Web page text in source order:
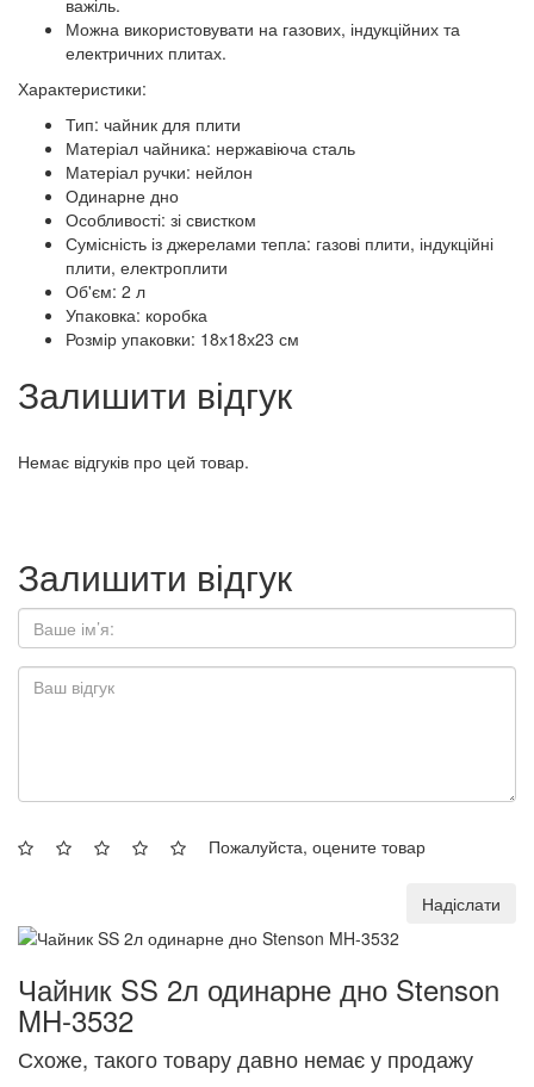
важіль.
Можна використовувати на газових, індукційних та
електричних плитах.
Характеристики:
Тип: чайник для плити
Матеріал чайника: нержавіюча сталь
Матеріал ручки: нейлон
Одинарне дно
Особливості: зі свистком
Сумісність із джерелами тепла: газові плити, індукційні
плити, електроплити
Об'єм: 2 л
Упаковка: коробка
Розмір упаковки: 18х18х23 см
Залишити відгук
Немає відгуків про цей товар.
Залишити відгук
Пожалуйста, оцените товар
Надіслати
Чайник SS 2л одинарне дно Stenson
MH-3532
Схоже, такого товару давно немає у продажу